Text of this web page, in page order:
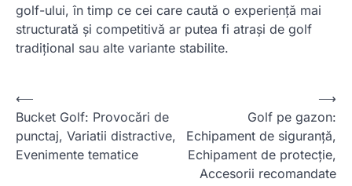
golf-ului, în timp ce cei care caută o experiență mai
structurată și competitivă ar putea fi atrași de golf
tradițional sau alte variante stabilite.
P
o
s
⟵
Bucket Golf: Provocări de
punctaj, Variatii distractive,
Evenimente tematice
Golf pe gazon:
Echipament de siguranță,
Echipament de protecție,
Accesorii recomandate
⟶